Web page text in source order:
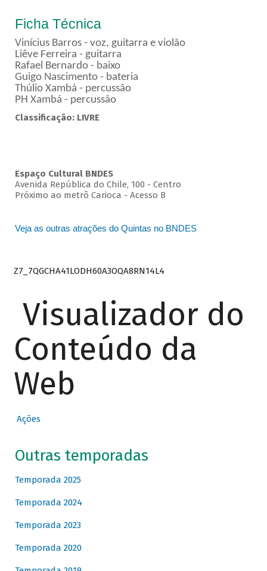
Ficha Técnica
Vinícius Barros - voz, guitarra e violão
Liêve Ferreira - guitarra
Rafael Bernardo - baixo
Guigo Nascimento - bateria
Thúlio Xambá - percussão
PH Xambá - percussão
Classificação: LIVRE
Espaço Cultural BNDES
Avenida República do Chile, 100 - Centro
Próximo ao metrô Carioca - Acesso B
Veja as outras atrações do Quintas no BNDES
Z7_7QGCHA41LODH60A3OQA8RN14L4
Visualizador do
Conteúdo da
Web
Ações
Outras temporadas
Temporada 2025
Temporada 2024
Temporada 2023
Temporada 2020